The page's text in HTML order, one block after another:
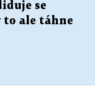
se
to ale táhne